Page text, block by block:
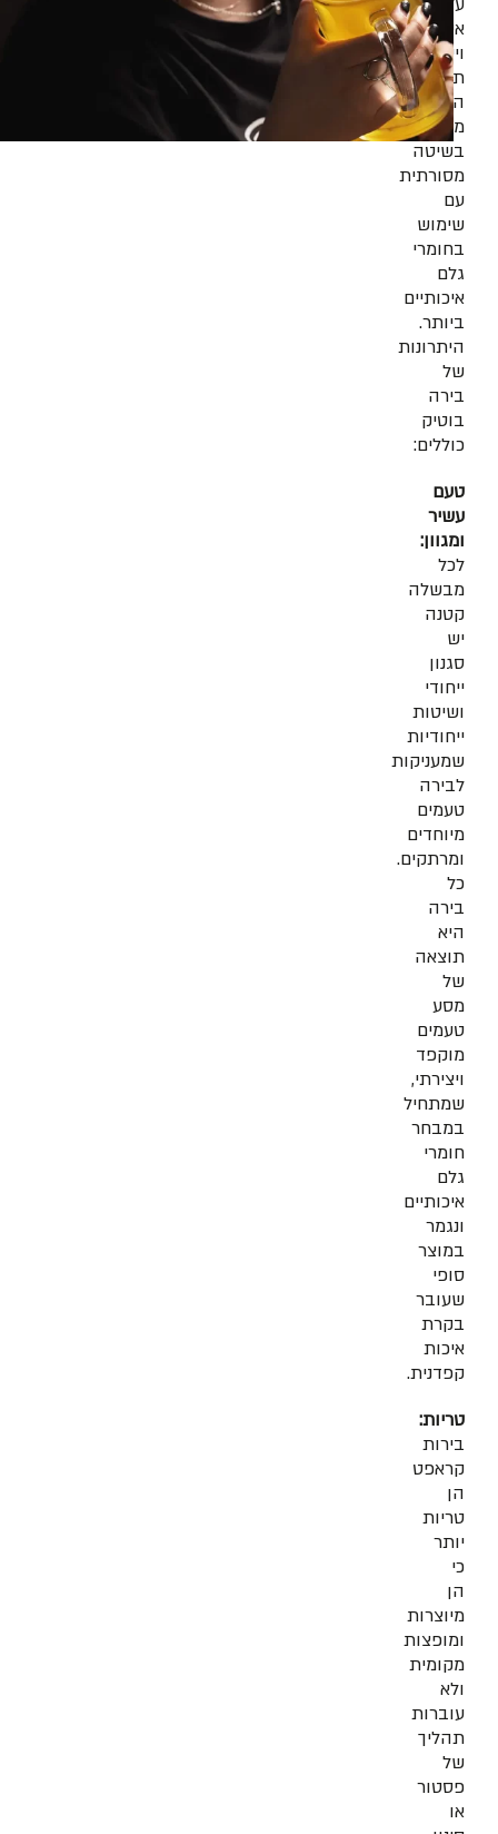
איכות
וייחודיות.
תהליך
הייצור
מתבצע
בשיטה
מסורתית
עם
שימוש
בחומרי
גלם
איכותיים
ביותר.
היתרונות
של
בירה
בוטיק
כוללים:
טעם
עשיר
ומגוון:
לכל
מבשלה
קטנה
יש
סגנון
ייחודי
ושיטות
ייחודיות
שמעניקות
לבירה
טעמים
מיוחדים
ומרתקים.
כל
בירה
היא
תוצאה
של
מסע
טעמים
מוקפד
ויצירתי,
שמתחיל
במבחר
חומרי
גלם
איכותיים
ונגמר
במוצר
סופי
שעובר
בקרת
איכות
קפדנית.
טריות:
בירות
קראפט
הן
טריות
יותר
כי
הן
מיוצרות
ומופצות
מקומית
ולא
עוברות
תהליך
של
פסטור
או